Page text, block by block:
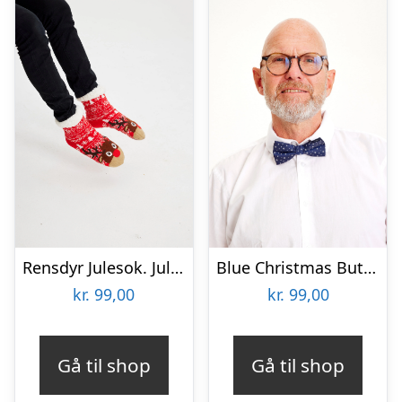
Rensdyr Julesok. Julesokker
kr. 99,00
Gå til shop
Blue Christmas Butterfly
kr. 99,00
Gå til shop